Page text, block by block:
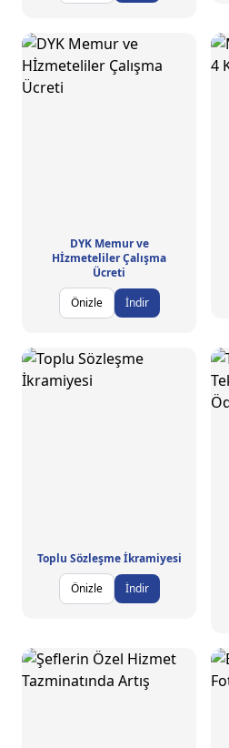
DYK Memur ve
Hİzmeteliler Çalışma
Ücreti
Önizle
İndir
Toplu Sözleşme İkramiyesi
Önizle
İndir